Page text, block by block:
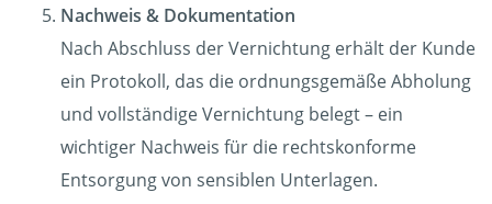
Nachweis & Dokumentation
Nach Abschluss der Vernichtung erhält der Kunde
ein Protokoll, das die ordnungsgemäße Abholung
und vollständige Vernichtung belegt – ein
wichtiger Nachweis für die rechtskonforme
Entsorgung von sensiblen Unterlagen.